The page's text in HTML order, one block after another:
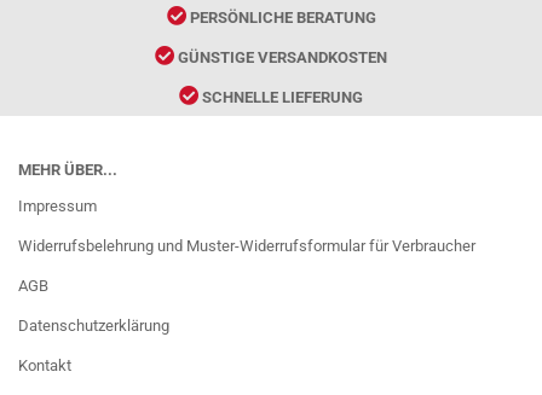
PERSÖNLICHE BERATUNG
GÜNSTIGE VERSANDKOSTEN
SCHNELLE LIEFERUNG
MEHR ÜBER...
Impressum
Widerrufsbelehrung und Muster-Widerrufsformular für Verbraucher
AGB
Datenschutzerklärung
Kontakt